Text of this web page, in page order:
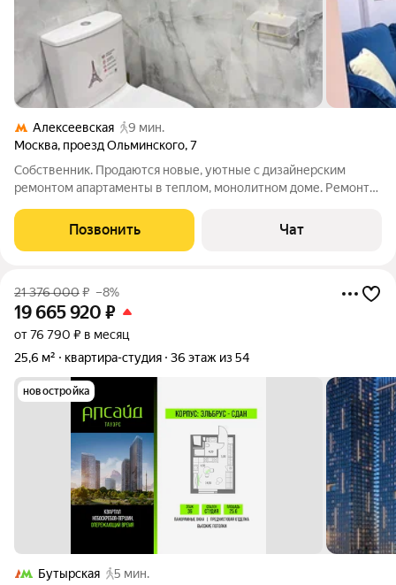
Алексеевская
9 мин.
Москва, проезд Ольминского,7
Собственник. Продаются новые, уютные с дизайнерским
ремонтом апартаменты в теплом, монолитном доме. Ремонт
месяц назад, никто не жил. Замечательное место положение
недолеко от третьего
Позвонить Чат
21 376 000₽ –8%
19 665 920 ₽
от 76 790 ₽ в месяц
25,6 м²
квартира-студия 36 этаж из 54
новостройка
Бутырская
5 мин.